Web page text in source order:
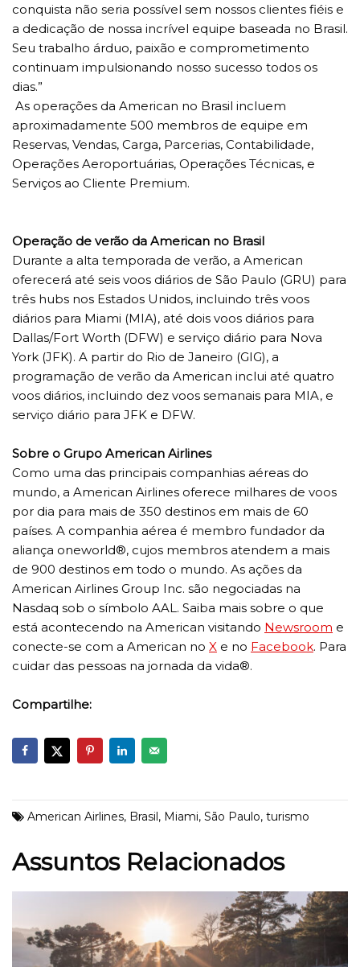
conquista não seria possível sem nossos clientes fiéis e
a dedicação de nossa incrível equipe baseada no Brasil.
Seu trabalho árduo, paixão e comprometimento
continuam impulsionando nosso sucesso todos os
dias.”
As operações da American no Brasil incluem
aproximadamente 500 membros de equipe em
Reservas, Vendas, Carga, Parcerias, Contabilidade,
Operações Aeroportuárias, Operações Técnicas, e
Serviços ao Cliente Premium.
Operação de verão da American no Brasil
Durante a alta temporada de verão, a American
oferecerá até seis voos diários de São Paulo (GRU) para
três hubs nos Estados Unidos, incluindo três voos
diários para Miami (MIA), até dois voos diários para
Dallas/Fort Worth (DFW) e serviço diário para Nova
York (JFK). A partir do Rio de Janeiro (GIG), a
programação de verão da American inclui até quatro
voos diários, incluindo dez voos semanais para MIA, e
serviço diário para JFK e DFW.
Sobre o Grupo American Airlines
Como uma das principais companhias aéreas do
mundo, a American Airlines oferece milhares de voos
por dia para mais de 350 destinos em mais de 60
países. A companhia aérea é membro fundador da
aliança oneworld®, cujos membros atendem a mais
de 900 destinos em todo o mundo. As ações da
American Airlines Group Inc. são negociadas na
Nasdaq sob o símbolo AAL. Saiba mais sobre o que
está acontecendo na American visitando Newsroom e
conecte-se com a American no X e no Facebook. Para
cuidar das pessoas na jornada da vida®.
Compartilhe:
American Airlines, Brasil, Miami, São Paulo, turismo
Assuntos Relacionados